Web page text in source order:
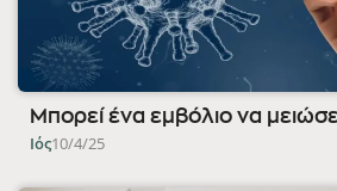
Μπορεί ένα εμβόλιο να
Ιός10/4/25